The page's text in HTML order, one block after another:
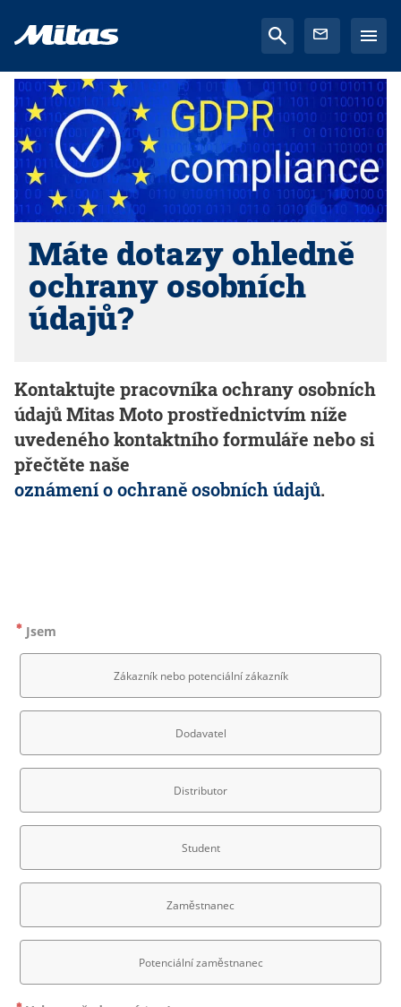
Máte dotazy ohledně
ochrany osobních
údajů?
Kontaktujte pracovníka ochrany osobních
údajů Mitas Moto prostřednictvím níže
uvedeného kontaktního formuláře nebo si
přečtěte naše
oznámení o ochraně osobních údajů.